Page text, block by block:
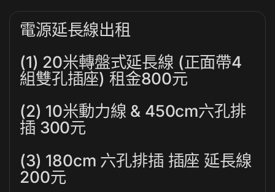
電源延長線出租
(1) 20米轉盤式延長線 (正面帶4
組雙孔插座) 租金800元
(2) 10米動力線 & 450cm六孔排
插 300元
(3) 180cm 六孔排插 插座 延長線
200元